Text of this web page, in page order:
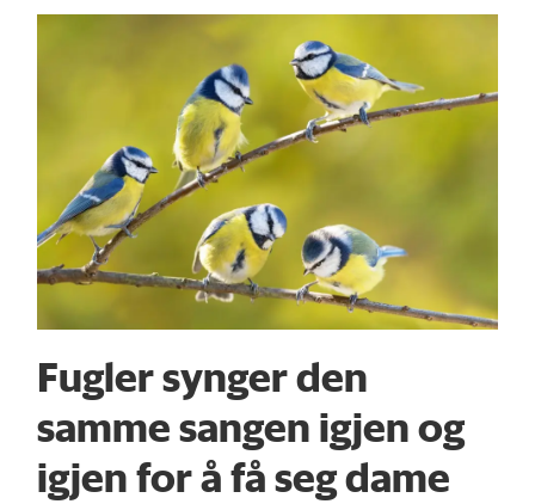
Fugler synger den
samme sangen igjen og
igjen for å få seg dame